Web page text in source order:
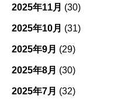
2025年11月 (30)
2025年10月 (31)
2025年9月 (29)
2025年8月 (30)
2025年7月 (32)